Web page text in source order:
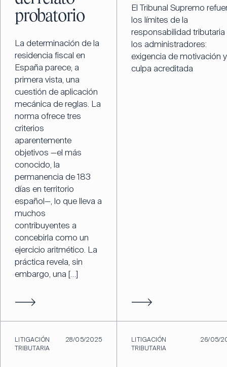
probatorio
La determinación de la
residencia fiscal en
España parece, a
primera vista, una
cuestión de aplicación
mecánica de reglas. La
norma ofrece tres
criterios
aparentemente
objetivos —el más
conocido, la
permanencia de 183
días en territorio
español—, lo que lleva a
muchos
contribuyentes a
concebirla como un
ejercicio aritmético. La
práctica revela, sin
embargo, una […]
El Tribunal Supremo
los límites de la
responsabilidad tributaria
los administradores:
exigencia de motivación y
culpa acreditada
LITIGACIÓN
TRIBUTARIA
28/05/2025
LITIGACIÓN
TRIBUTARIA
26/05/